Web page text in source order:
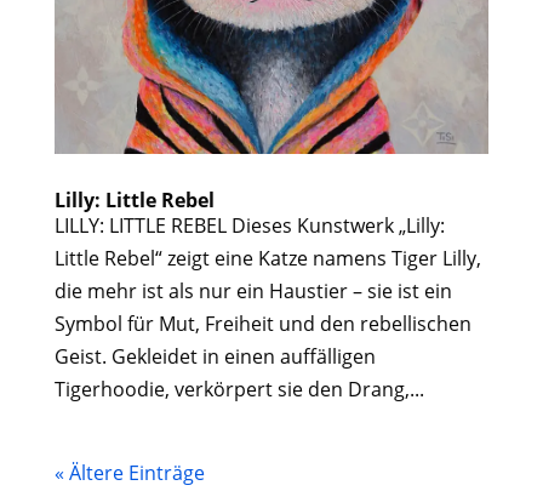
Lilly: Little Rebel
LILLY: LITTLE REBEL Dieses Kunstwerk „Lilly:
Little Rebel“ zeigt eine Katze namens Tiger Lilly,
die mehr ist als nur ein Haustier – sie ist ein
Symbol für Mut, Freiheit und den rebellischen
Geist. Gekleidet in einen auffälligen
Tigerhoodie, verkörpert sie den Drang,...
« Ältere Einträge